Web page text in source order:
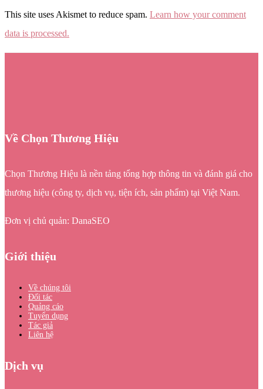
This site uses Akismet to reduce spam. Learn how your comment
data is processed.
Về Chọn Thương Hiệu
Chọn Thương Hiệu là nền tảng tổng hợp thông tin và đánh giá cho
thương hiệu (công ty, dịch vụ, tiện ích, sản phẩm) tại Việt Nam.
Đơn vị chủ quản: DanaSEO
Giới thiệu
Về chúng tôi
Đối tác
Quảng cáo
Tuyển dụng
Tác giả
Liên hệ
Dịch vụ